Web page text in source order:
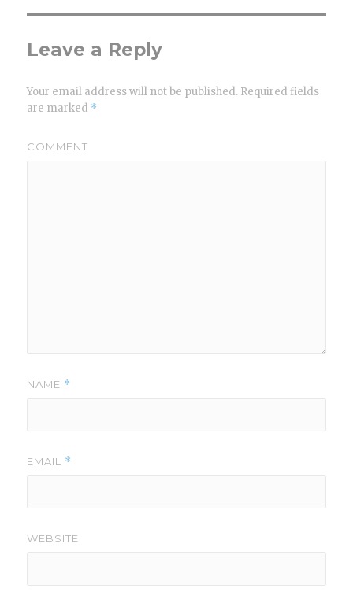
Leave a Reply
Your email address will not be published. Required fields
are marked *
COMMENT
NAME *
EMAIL *
WEBSITE